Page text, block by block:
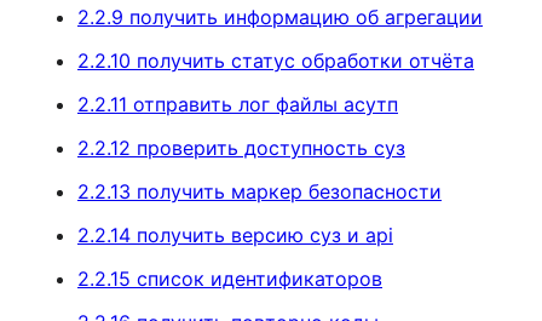
2.2.9 получить информацию об агрегации
2.2.10 получить статус обработки отчёта
2.2.11 отправить лог файлы асутп
2.2.12 проверить доступность суз
2.2.13 получить маркер безопасности
2.2.14 получить версию суз и api
2.2.15 список идентификаторов